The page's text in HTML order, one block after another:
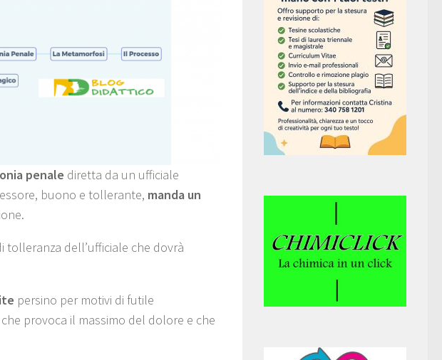
penale diretta da un ufficiale
buono e tollerante, manda un
tolleranza dell’ufficiale che dovrà
persino per motivi di futile
provoca il massimo del dolore e che